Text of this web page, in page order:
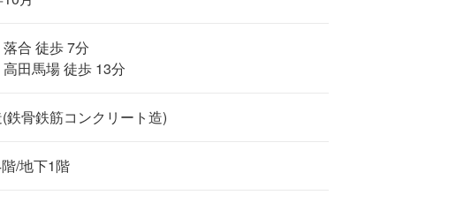
合 徒歩 7分
田馬場 徒歩 13分
鉄骨鉄筋コンクリート造)
/地下1階